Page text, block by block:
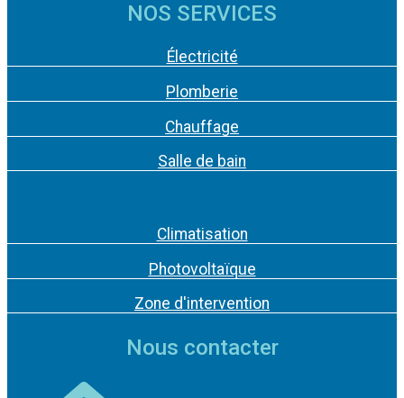
NOS SERVICES
Électricité
Plomberie
Chauffage
Salle de bain
Climatisation
Photovoltaïque
Zone d'intervention
Nous contacter